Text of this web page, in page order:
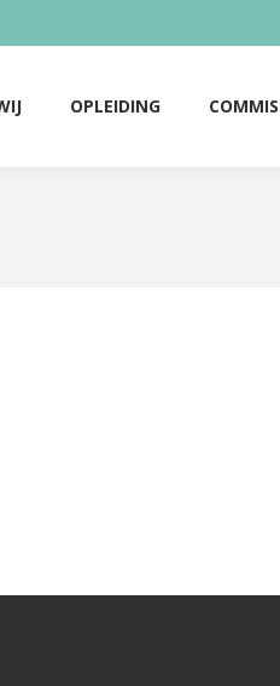
OPLEIDING
OPLEIDING